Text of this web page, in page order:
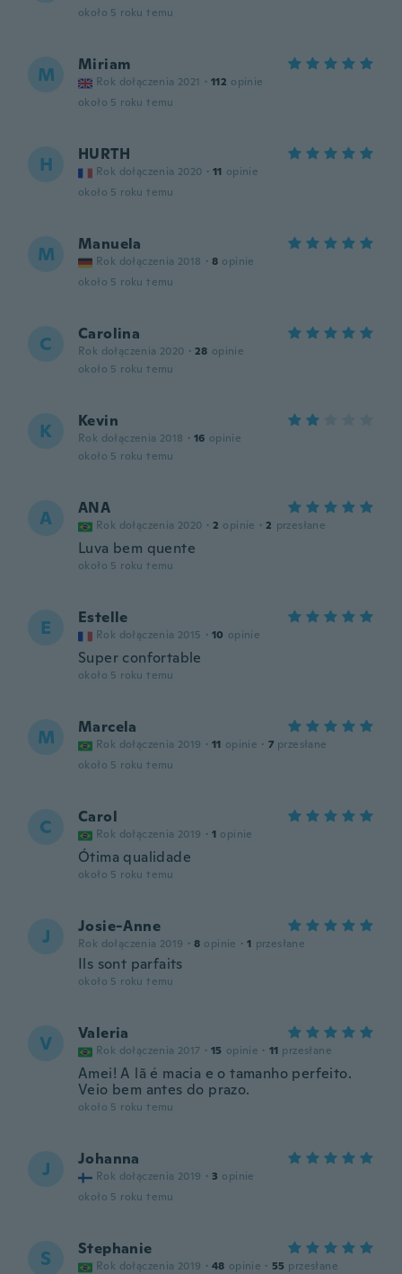
około 5 roku temu
M Miriam
Rok dołączenia 2021 · 112 opinie
około 5 roku temu
H HURTH
Rok dołączenia 2020 · 11 opinie
około 5 roku temu
M Manuela
Rok dołączenia 2018 · 8 opinie
około 5 roku temu
C Carolina
Rok dołączenia 2020 · 28 opinie
około 5 roku temu
K Kevin
Rok dołączenia 2018 · 16 opinie
około 5 roku temu
A ANA
Rok dołączenia 2020 · 2 opinie · 2 przesłane
Luva bem quente
około 5 roku temu
E Estelle
Rok dołączenia 2015 · 10 opinie
Super confortable
około 5 roku temu
M Marcela
Rok dołączenia 2019 · 11 opinie · 7 przesłane
około 5 roku temu
C Carol
Rok dołączenia 2019 · 1 opinie
Ótima qualidade
około 5 roku temu
J Josie-Anne
Rok dołączenia 2019 · 8 opinie · 1 przesłane
Ils sont parfaits
około 5 roku temu
V Valeria
Rok dołączenia 2017 · 15 opinie · 11 przesłane
Amei! A lã é macia e o tamanho perfeito.
Veio bem antes do prazo.
około 5 roku temu
J Johanna
Rok dołączenia 2019 · 3 opinie
około 5 roku temu
S Stephanie
Rok dołączenia 2019 · 48 opinie · 55 przesłane